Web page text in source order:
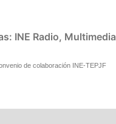
INE Radio, Multimedia
de colaboración INE-TEPJF